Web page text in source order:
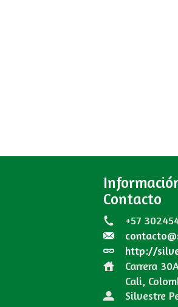
Contacto
+57
http://
Carrera
Cali,
Silvestre